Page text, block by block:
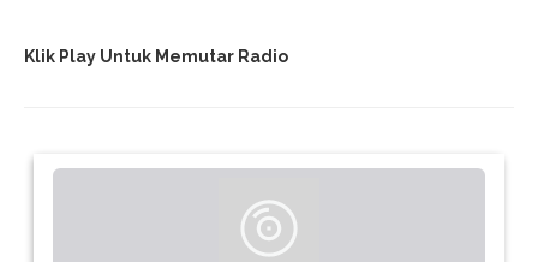
Klik Play Untuk Memutar Radio